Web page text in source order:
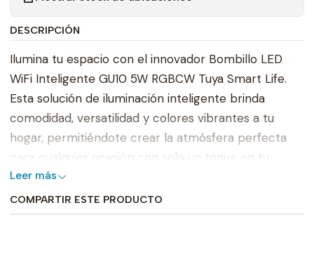
DESCRIPCIÓN
Ilumina tu espacio con el innovador Bombillo LED
WiFi Inteligente GU10 5W RGBCW Tuya Smart Life.
Esta solución de iluminación inteligente brinda
comodidad, versatilidad y colores vibrantes a tu
hogar, permitiéndote crear la atmósfera perfecta
para cualquier ocasión con solo un toque en tu
smartphone.
El Bombillo LED WiFi Inteligente GU10 5W RGBCW
Leer más
COMPARTIR ESTE PRODUCTO